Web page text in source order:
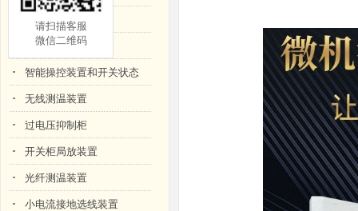
箱变测控装置
绝缘在线监测装置
智能操控装置和开关状态
无线测温装置
过电压抑制柜
开关柜局放装置
光纤测温装置
小电流接地选线装置
请扫描客服
微信二维码